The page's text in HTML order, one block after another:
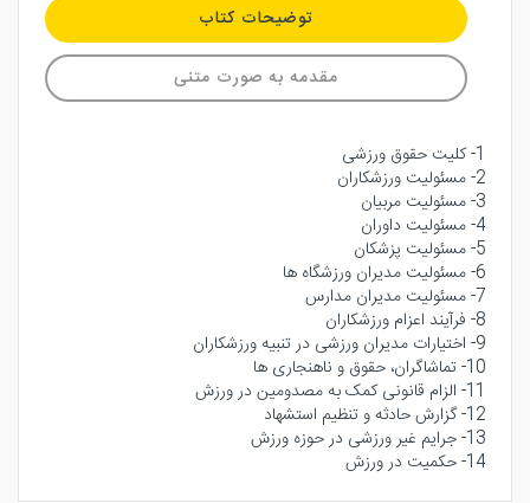
توضیحات کتاب
مقدمه به صورت متنی
1- کلیت حقوق ورزشی
2- مسئولیت ورزشکاران
3- مسئولیت مربیان
4- مسئولیت داوران
5- مسئولیت پزشکان
6- مسئولیت مدیران ورزشگاه ها
7- مسئولیت مدیران مدارس
8- فرآیند اعزام ورزشکاران
9- اختیارات مدیران ورزشی در تنبیه ورزشکاران
10- تماشاگران، حقوق و ناهنجاری ها
11- الزام قانونی کمک به مصدومین در ورزش
12- گزارش حادثه و تنظیم استشهاد
13- جرایم غیر ورزشی در حوزه ورزش
14- حکمیت در ورزش